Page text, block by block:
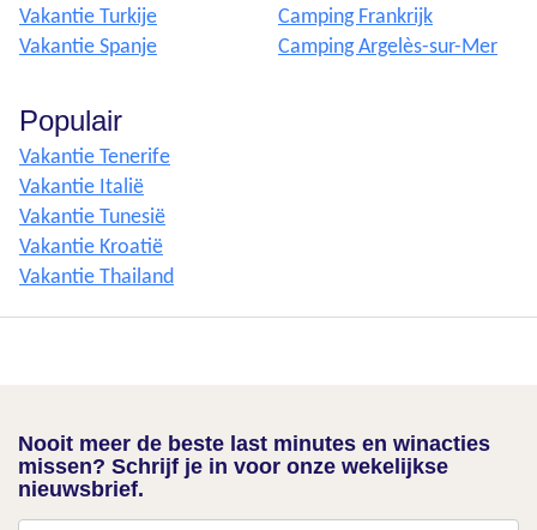
Vakantie Turkije
Vakantie Spanje
Camping Frankrijk
Camping Argelès-sur-Mer
Populair
Vakantie Tenerife
Vakantie Italië
Vakantie Tunesië
Vakantie Kroatië
Vakantie Thailand
Nooit meer de beste last minutes en winacties
missen? Schrijf je in voor onze wekelijkse
nieuwsbrief.